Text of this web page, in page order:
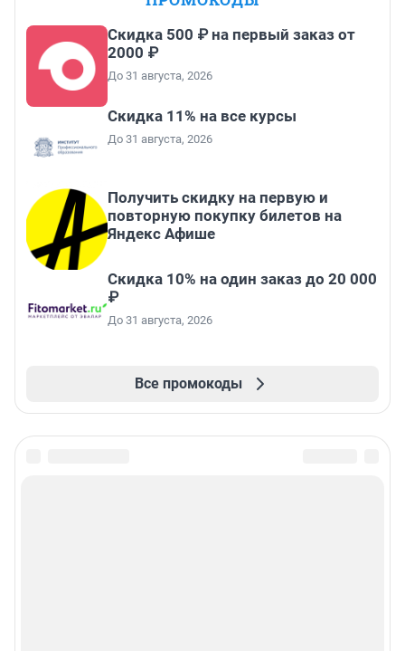
Скидка 500 ₽ на первый заказ от
2000 ₽
До 31 августа, 2026
Скидка 11% на все курсы
До 31 августа, 2026
Получить скидку на первую и
повторную покупку билетов на
Яндекс Афише
Скидка 10% на один заказ до 20 000
₽
До 31 августа, 2026
Все промокоды